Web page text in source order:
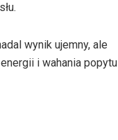
wynik ujemny, ale
i wahania popytu